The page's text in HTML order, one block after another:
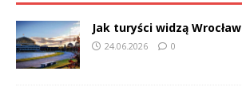
Jak turyści widzą Wrocław
24.06.2026 0